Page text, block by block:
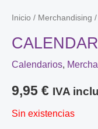
Inicio / Merchandising /
Calendarios,
9,95 € IVA
Sin existencias